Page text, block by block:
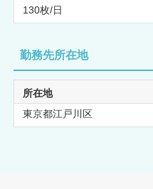
130枚/日
勤務先所在地
所在地
東京都江戸川区